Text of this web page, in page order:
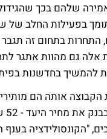
שלהם בכך
בפעילות החלב של
התחרות בתחום זה
אלה גם מהוות אתגר
להמשיך בחדשנות
הקבוצה אותה הם
"הקונסולידציה